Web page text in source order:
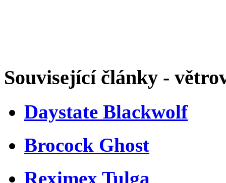
Související články -
Daystate Blackwolf
Brocock Ghost
Reximex Tulga